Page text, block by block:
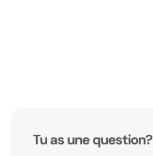
Tu as une question?